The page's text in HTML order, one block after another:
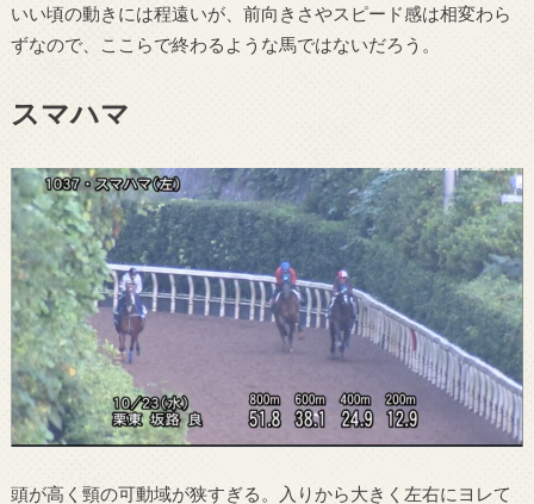
いい頃の動きには程遠いが、前向きさやスピード感は相変わら
ずなので、ここらで終わるような馬ではないだろう。
スマハマ
頭が高く頸の可動域が狭すぎる。入りから大きく左右にヨレて